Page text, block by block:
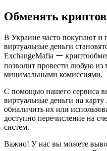
Обменять
В Украине часто покупают и
виртуальные деньги
ExchangeMafia ー
позволит провести любую из
минимальными комиссиями.
С помощью нашего сервиса
виртуальные деньги на
обналичить их или
доступно перечисление на
систем.
Важно! У нас вы можете